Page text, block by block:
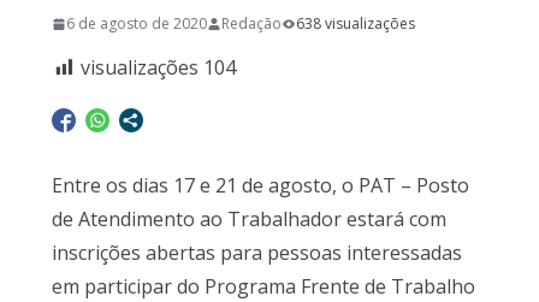
6 de agosto de 2020 Redação 638 visualizações
visualizações 104
Entre os dias 17 e 21 de agosto, o PAT – Posto
de Atendimento ao Trabalhador estará com
inscrições abertas para pessoas interessadas
em participar do Programa Frente de Trabalho